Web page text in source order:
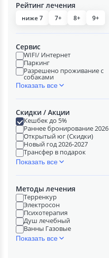
Рейтинг лечения
ниже 7 7+ 8+ 9+
Сервис
WIFI/ Интернет
Паркинг
Разрешено проживание с
собаками
Показать все
Скидки / Акции
Кешбек до 5%
Раннее бронирование 2026
Открытый юг (Скидки)
Новый год 2026-2027
Трансфер в подарок
Показать все
Методы лечения
Терренкур
Электросон
Психотерапия
Душ лечебный
Ванны Газовые
Показать все